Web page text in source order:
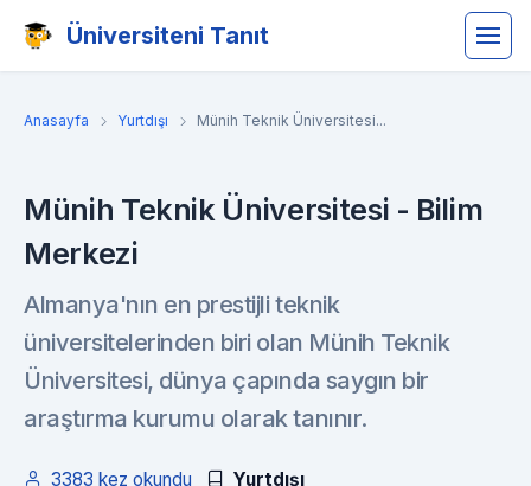
Üniversiteni Tanıt
Anasayfa Yurtdışı Münih Teknik Üniversitesi...
Münih Teknik Üniversitesi - Bilim
Merkezi
Almanya'nın en prestijli teknik
üniversitelerinden biri olan Münih Teknik
Üniversitesi, dünya çapında saygın bir
araştırma kurumu olarak tanınır.
3383 kez okundu Yurtdışı